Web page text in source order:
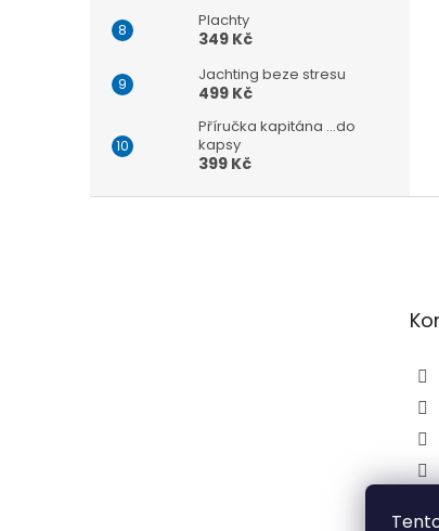
Plachty
349 Kč
Jachting beze stresu
499 Kč
Příručka kapitána ...do
kapsy
399 Kč